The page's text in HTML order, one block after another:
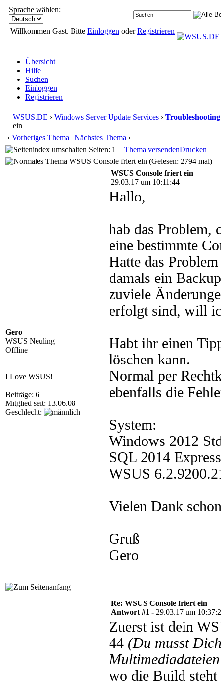
Sprache wählen:
Willkommen Gast. Bitte Einloggen oderRegistrieren
Übersicht
Hilfe
Suchen
Einloggen
Registrieren
WSUS.DE › Windows Server Update Services › Troubleshooting
ein
‹ Vorheriges Thema | Nächstes Thema ›
Seiten: 1
Thema versendenDrucken
WSUS Console friert ein (Gelesen: 2794 mal)
Gero
WSUS Neuling
Offline
I Love WSUS!
Beiträge: 6
Mitglied seit: 13.06.08
Geschlecht:
WSUS Console friert ein
29.03.17 um 10:11:44
Hallo,
hab das Problem,
eine bestimmte
Hatte das
damals ein
zuviele
erfolgt sind, will
Habt ihr einen
löschen kann.
Normal per
ebenfalls die
System:
Windows 2012
SQL 2014 Express
WSUS
Vielen Dank
Gruß
Gero
Re: WSUS Console friert ein
Antwort #1 - 29.03.17 um
Zuerst ist dein
44 (Du musst
wo die Build steht